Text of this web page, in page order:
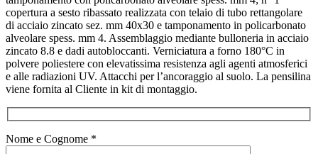
copertura a sesto ribassato realizzata con telaio di tubo rettangolare
di acciaio zincato sez. mm 40x30 e tamponamento in policarbonato
alveolare spess. mm 4. Assemblaggio mediante bulloneria in acciaio
zincato 8.8 e dadi autobloccanti. Verniciatura a forno 180°C in
polvere poliestere con elevatissima resistenza agli agenti atmosferici
e alle radiazioni UV. Attacchi per l’ancoraggio al suolo. La pensilina
viene fornita al Cliente in kit di montaggio.
Nome e Cognome *